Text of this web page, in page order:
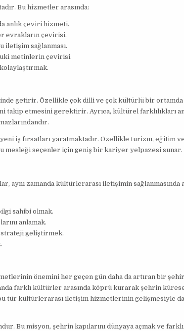
Bu hizmetler arasında:
anlık çeviri hizmeti.
evrakların çevirisi.
iletişim sağlanması.
metinlerin çevirisi.
getirir. Özellikle çok dilli ve çok kültürlü bir ortamda
etmesini gerektirir. Ayrıca, kültürel farklılıkları
iş fırsatları yaratmaktadır. Özellikle turizm, eğitim
mesleği seçenler için geniş bir kariyer yelpazesi sunar.
aynı zamanda kültürlerarası iletişimin sağlanmasında
sahibi olmak.
anlamak.
strateji geliştirmek.
önemini her geçen gün daha da artıran bir
farklı kültürler arasında köprü kurarak şehrin
tür kültürlerarası iletişim hizmetlerinin gelişmesiyle
Bu misyon, şehrin kapılarını dünyaya açmak ve farklı